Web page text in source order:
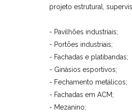
projeto estrutural,
- Pavilhões industriais;
- Portões industriais;
- Fachadas e platibandas;
- Ginásios esportivos;
- Fechamento metálicos;
- Fachadas em ACM;
- Mezanino;